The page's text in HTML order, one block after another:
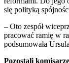
się polityką
– Oto zespół
pracować ramię w
podsumowała
Pozostali komisarze